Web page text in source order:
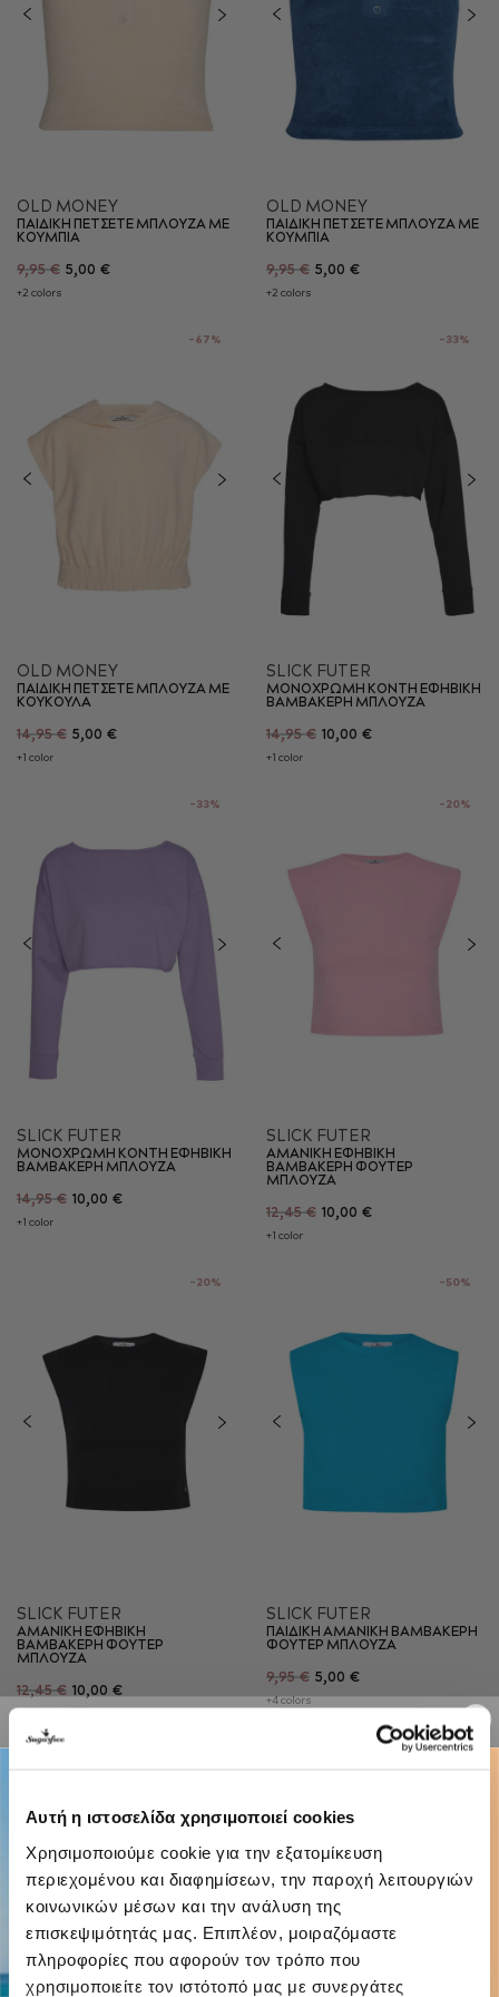
Αυτή η ιστοσελίδα χρησιμοποιεί cookies
Χρησιμοποιούμε cookie για την εξατομίκευση
περιεχομένου και διαφημίσεων, την παροχή λειτουργιών
κοινωνικών μέσων και την ανάλυση της
επισκεψιμότητάς μας. Επιπλέον, μοιραζόμαστε
πληροφορίες που αφορούν τον τρόπο που
χρησιμοποιείτε τον ιστότοπό μας με συνεργάτες
OLD MONEY
ΠΑΙΔΙΚΗ ΠΕΤΣΕΤΕ ΜΠΛΟΥΖΑ ΜΕ
ΚΟΥΜΠΙΑ
9,95 € 5,00 €
+2 colors
OLD MONEY
ΠΑΙΔΙΚΗ ΠΕΤΣΕΤΕ ΜΠΛΟΥΖΑ ΜΕ
ΚΟΥΜΠΙΑ
9,95 € 5,00 €
+2 colors
-67%
OLD MONEY
ΠΑΙΔΙΚΗ ΠΕΤΣΕΤΕ ΜΠΛΟΥΖΑ ΜΕ
ΚΟΥΚΟΥΛΑ
14,95 € 5,00 €
+1 color
-33%
SLICK FUTER
ΜΟΝΟΧΡΩΜΗ ΚΟΝΤΗ ΕΦΗΒΙΚΗ
ΒΑΜΒΑΚΕΡΗ ΜΠΛΟΥΖΑ
14,95 € 10,00 €
+1 color
-33%
SLICK FUTER
ΜΟΝΟΧΡΩΜΗ ΚΟΝΤΗ ΕΦΗΒΙΚΗ
ΒΑΜΒΑΚΕΡΗ ΜΠΛΟΥΖΑ
14,95 € 10,00 €
+1 color
-20%
SLICK FUTER
AMANIKH ΕΦΗΒΙΚΗ
ΒΑΜΒΑΚΕΡΗ ΦΟΥΤΕΡ
ΜΠΛΟΥΖΑ
12,45 € 10,00 €
+1 color
-20%
SLICK FUTER
AMANIKH ΕΦΗΒΙΚΗ
ΒΑΜΒΑΚΕΡΗ ΦΟΥΤΕΡ
ΜΠΛΟΥΖΑ
12,45 € 10,00 €
+1 color
-50%
SLICK FUTER
ΠΑΙΔΙΚΗ AMANIKH ΒΑΜΒΑΚΕΡΗ
ΦΟΥΤΕΡ ΜΠΛΟΥΖΑ
9,95 € 5,00 €
+4 colors